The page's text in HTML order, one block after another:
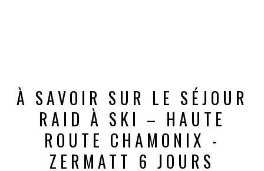
À SAVOIR SUR LE SÉJOUR
RAID À SKI – HAUTE
ROUTE CHAMONIX -
ZERMATT 6 JOURS